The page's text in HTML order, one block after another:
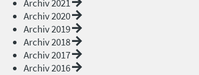
Archiv 2021
Archiv 2020
Archiv 2019
Archiv 2018
Archiv 2017
Archiv 2016